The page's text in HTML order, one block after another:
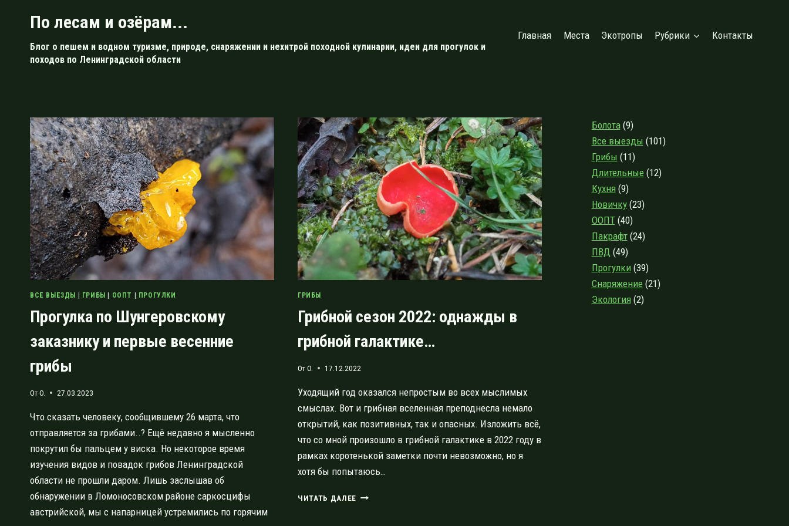
По лесам и озёрам...
Блог о пешем и водном туризме, природе, снаряжении и нехитрой походной кулинарии, идеи для прогулок и
походов по Ленинградской области
Главная Места Экотропы Рубрики Контакты
ВСЕ ВЫЕЗДЫ ГРИБЫ ООПТ ПРОГУЛКИ
Прогулка по Шунгеровскому
заказнику и первые весенние
грибы
ОтO. 27.03.2023
Что сказать человеку, сообщившему 26 марта, что
отправляется за грибами..? Ещё недавно я мысленно
покрутил бы пальцем у виска. Но некоторое время
изучения видов и повадок грибов Ленинградской
области не прошли даром. Лишь заслышав об
обнаружении в Ломоносовском районе саркосцифы
австрийской, мы с напарницей устремились по горячим
ГРИБЫ
Грибной сезон 2022: однажды в
грибной галактике…
ОтO. 17.12.2022
Уходящий год оказался непростым во всех мыслимых
смыслах. Вот и грибная вселенная преподнесла немало
открытий, как позитивных, так и опасных. Изложить всё,
что со мной произошло в грибной галактике в 2022 году в
рамках коротенькой заметки почти невозможно, но я
хотя бы попытаюсь…
ЧИТАТЬ ДАЛЕЕ ГРИБНОЙ
Болота(9)
Все выезды (101)
Грибы (11)
Длительные(12)
Кухня(9)
Новичку(23)
ООПТ(40)
Пакрафт(24)
ПВД(49)
Прогулки(39)
Снаряжение(21)
Экология(2)